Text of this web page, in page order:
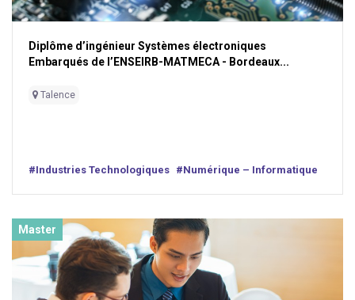
Diplôme d’ingénieur Systèmes électroniques
Embarqués de l’ENSEIRB-MATMECA - Bordeaux...
Talence
#Industries Technologiques #Numérique – Informatique
Master